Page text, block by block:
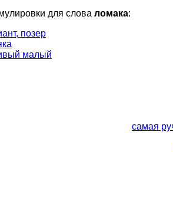
для слова ломака:
позер
малый
самая